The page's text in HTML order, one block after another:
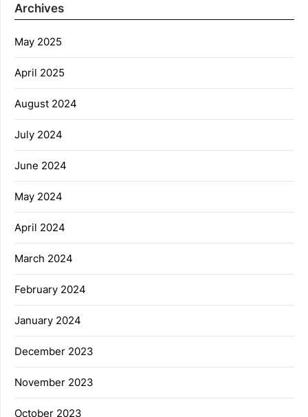
Archives
May 2025
April 2025
August 2024
July 2024
June 2024
May 2024
April 2024
March 2024
February 2024
January 2024
December 2023
November 2023
October 2023